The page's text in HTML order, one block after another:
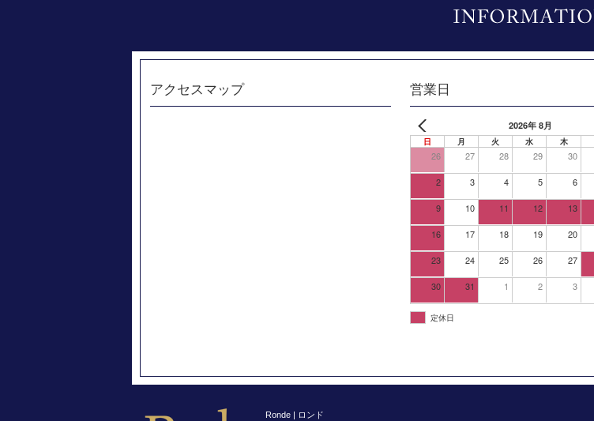
アクセスマップ 営業日
2026年 8月
日 月 火 水 木
26 27 28 29 30
2 3 4 5 6
9 10 11 12 13
16 17 18 19 20
23 24 25 26 27
30 31 1 2 3
定休日
Ronde | ロンド